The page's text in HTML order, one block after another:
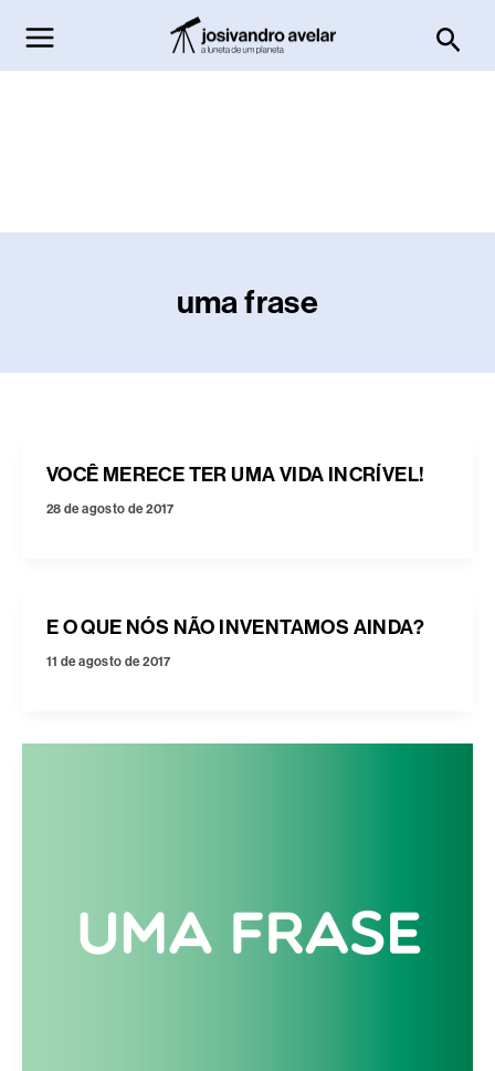
para
o
uma frase
VOCÊ MERECE TER UMA VIDA INCRÍVEL!
28 de agosto de 2017
E O QUE NÓS NÃO INVENTAMOS AINDA?
11 de agosto de 2017